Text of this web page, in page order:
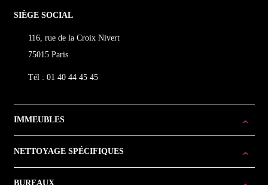
SIÈGE SOCIAL
116, rue de la Croix Nivert
75015 Paris
Tél : 01 40 44 45 45
IMMEUBLES
NETTOYAGE SPÉCIFIQUES
BUREAUX